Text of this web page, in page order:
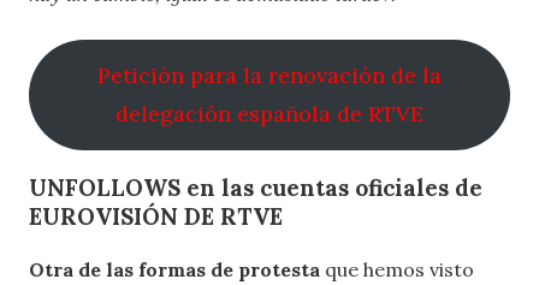
Petición para la renovación de la
delegación española de RTVE
UNFOLLOWS en las cuentas oficiales de
EUROVISIÓN DE RTVE
Otra de las formas de protesta que hemos visto